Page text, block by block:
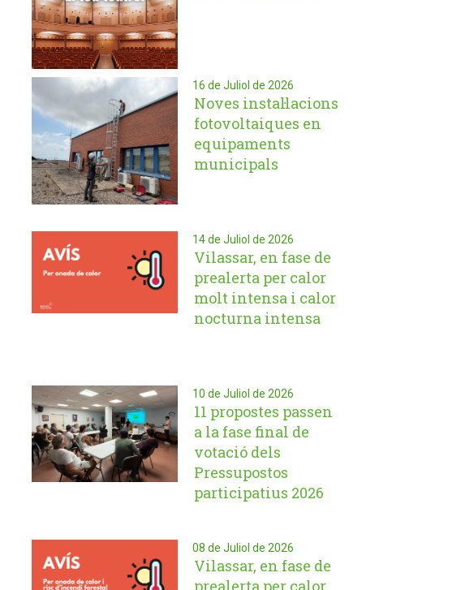
16 de Juliol de 2026
Noves instal·lacions
fotovoltaiques en
equipaments
municipals
14 de Juliol de 2026
Vilassar, en fase de
prealerta per calor
molt intensa i calor
nocturna intensa
10 de Juliol de 2026
11 propostes passen
a la fase final de
votació dels
Pressupostos
participatius 2026
08 de Juliol de 2026
Vilassar, en fase de
prealerta per calor